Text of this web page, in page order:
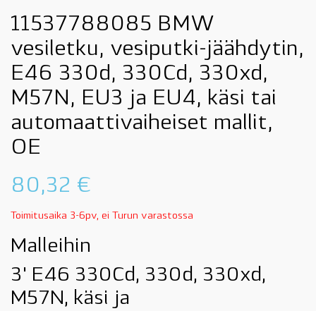
11537788085 BMW
vesiletku, vesiputki-jäähdytin,
E46 330d, 330Cd, 330xd,
M57N, EU3 ja EU4, käsi tai
automaattivaiheiset mallit,
OE
80,32 €
Toimitusaika 3-6pv, ei Turun varastossa
Malleihin
3' E46 330Cd, 330d, 330xd,
M57N, käsi ja